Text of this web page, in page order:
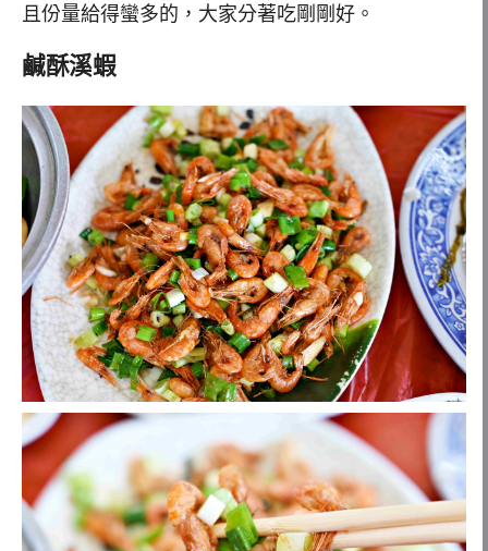
且份量給得蠻多的，大家分著吃剛剛好。
鹹酥溪蝦